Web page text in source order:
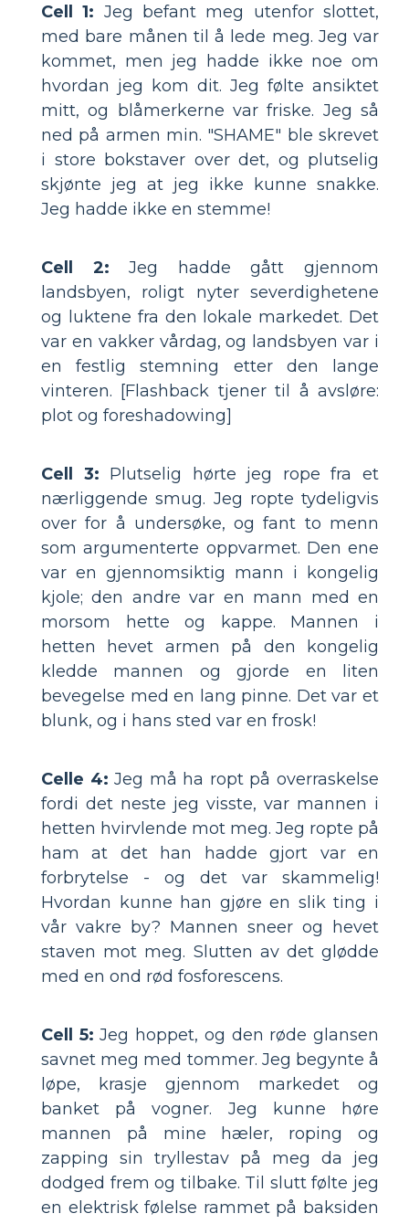
Cell 1: Jeg befant meg utenfor slottet,
med bare månen til å lede meg. Jeg var
kommet, men jeg hadde ikke noe om
hvordan jeg kom dit. Jeg følte ansiktet
mitt, og blåmerkerne var friske. Jeg så
ned på armen min. "SHAME" ble skrevet
i store bokstaver over det, og plutselig
skjønte jeg at jeg ikke kunne snakke.
Jeg hadde ikke en stemme!
Cell 2: Jeg hadde gått gjennom
landsbyen, roligt nyter severdighetene
og luktene fra den lokale markedet. Det
var en vakker vårdag, og landsbyen var i
en festlig stemning etter den lange
vinteren. [Flashback tjener til å avsløre:
plot og foreshadowing]
Cell 3: Plutselig hørte jeg rope fra et
nærliggende smug. Jeg ropte tydeligvis
over for å undersøke, og fant to menn
som argumenterte oppvarmet. Den ene
var en gjennomsiktig mann i kongelig
kjole; den andre var en mann med en
morsom hette og kappe. Mannen i
hetten hevet armen på den kongelig
kledde mannen og gjorde en liten
bevegelse med en lang pinne. Det var et
blunk, og i hans sted var en frosk!
Celle 4: Jeg må ha ropt på overraskelse
fordi det neste jeg visste, var mannen i
hetten hvirvlende mot meg. Jeg ropte på
ham at det han hadde gjort var en
forbrytelse - og det var skammelig!
Hvordan kunne han gjøre en slik ting i
vår vakre by? Mannen sneer og hevet
staven mot meg. Slutten av det glødde
med en ond rød fosforescens.
Cell 5: Jeg hoppet, og den røde glansen
savnet meg med tommer. Jeg begynte å
løpe, krasje gjennom markedet og
banket på vogner. Jeg kunne høre
mannen på mine hæler, roping og
zapping sin tryllestav på meg da jeg
dodged frem og tilbake. Til slutt følte jeg
en elektrisk følelse rammet på baksiden